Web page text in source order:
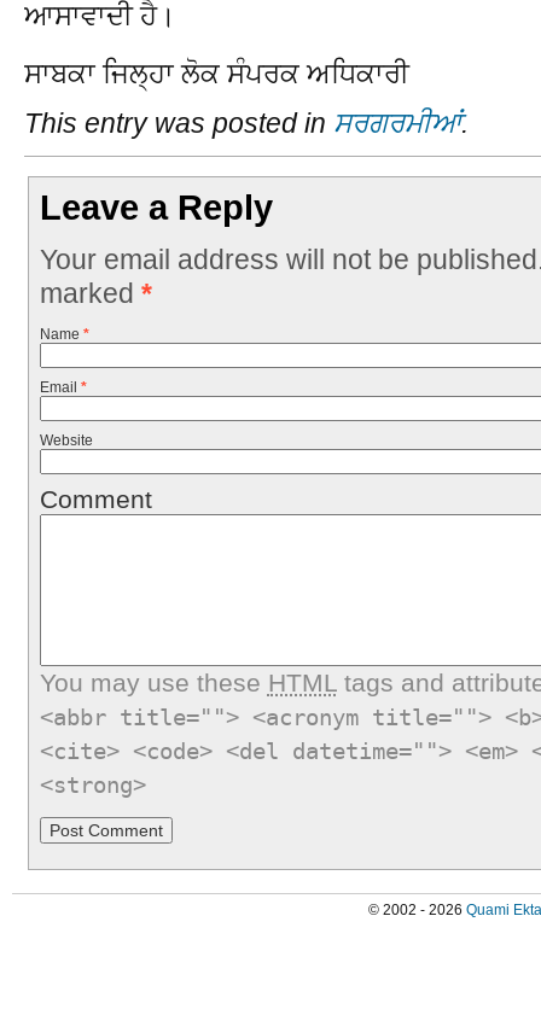
ਆਸਾਵਾਦੀ ਹੈ।
ਸਾਬਕਾ ਜਿਲ੍ਹਾ ਲੋਕ ਸੰਪਰਕ ਅਧਿਕਾਰੀ
This entry was posted in ਸਰਗਰਮੀਆਂ.
Leave a Reply
Your email address will not be
marked *
Name *
Email *
Website
Comment
You may use these HTMLtags and
<abbr title=""> <acronym title="">
<cite> <code> <del datetime="">
<strong>
© 2002 - 2026 Quami